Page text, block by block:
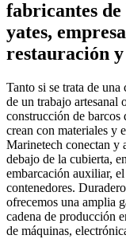
fabricantes de
yates,
restauración
Tanto si se trata de
de un trabajo artesanal
construcción de barcos
crean con materiales y
Marinetech conectan y
debajo de la cubierta,
embarcación auxiliar,
contenedores.
ofrecemos una amplia
cadena de producción
de máquinas,